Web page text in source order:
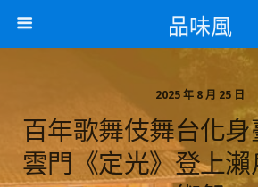
品味風
2025 年 8 月 25 日
百年歌舞伎舞台化
雲門《定光》登上